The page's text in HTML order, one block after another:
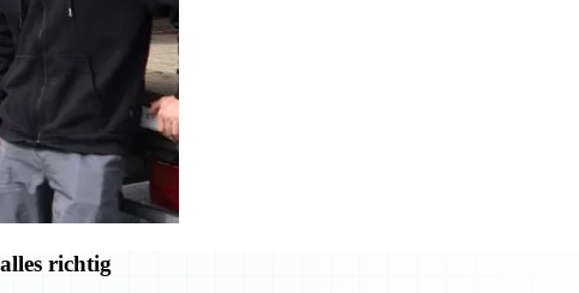
richtig